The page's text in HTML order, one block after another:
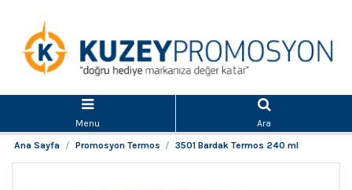
Menu
Ara
Ana Sayfa
Promosyon Termos 3501 Bardak Termos 240 ml